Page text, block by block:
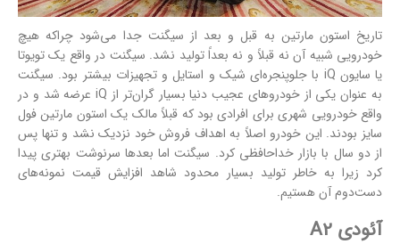
تاریخ استون مارتین به قبل و بعد از سیگنت جدا می‌شود چراکه هیچ
خودرویی شبیه آن نه قبلاً و نه بعداً تولید نشد. سیگنت در واقع یک تویوتا
یا سایون iQ با جلوپنجره‌ای شیک و استایل و تجهیزات بیشتر بود. سیگنت
به عنوان یکی از خودروهای عجیب دنیا بسیار گران‌تر از iQ عرضه شد و در
واقع خودرویی شهری برای افرادی بود که قبلاً مالک یک استون مارتین فول
سایز بودند. این خودرو اصلاً به اهداف فروش خود نزدیک نشد و تنها پس
از دو سال با بازار خداحافظی کرد. سیگنت اما بعدها سرنوشت بهتری پیدا
کرد زیرا به خاطر تولید بسیار محدود شاهد افزایش قیمت نمونه‌های
دست‌دوم آن هستیم.
آئودی A2